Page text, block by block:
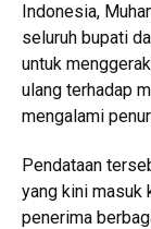
Indonesia,
seluruh bupati
untuk
ulang terhadap
mengalami
Pendataan
yang kini masuk
penerima